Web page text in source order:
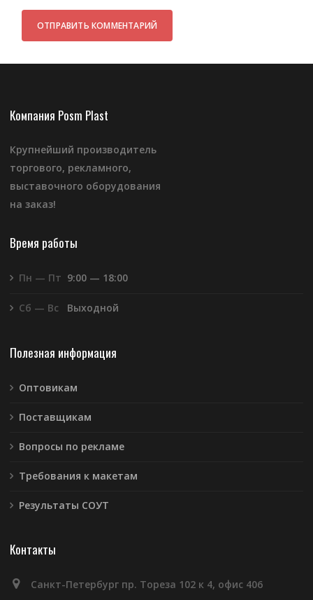
Компания Posm Plast
Крупнейший производитель
торгового, рекламного,
выставочного оборудования
на заказ!
Время работы
Пн — Пт 9:00 — 18:00
Сб — Вс Выходной
Полезная информация
Оптовикам
Поставщикам
Вопросы по рекламе
Требования к макетам
Результаты СОУТ
Контакты
Санкт-Петербург пр. Тореза 102 к 4, офис 406